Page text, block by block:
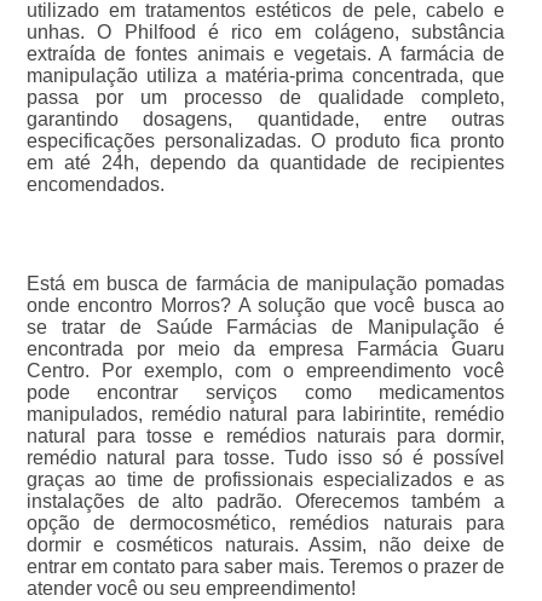
utilizado em tratamentos estéticos de pele, cabelo e
unhas. O Philfood é rico em colágeno, substância
extraída de fontes animais e vegetais. A farmácia de
manipulação utiliza a matéria-prima concentrada, que
passa por um processo de qualidade completo,
garantindo dosagens, quantidade, entre outras
especificações personalizadas. O produto fica pronto
em até 24h, dependo da quantidade de recipientes
encomendados.
Está em busca de farmácia de manipulação pomadas
onde encontro Morros? A solução que você busca ao
se tratar de Saúde Farmácias de Manipulação é
encontrada por meio da empresa Farmácia Guaru
Centro. Por exemplo, com o empreendimento você
pode encontrar serviços como medicamentos
manipulados, remédio natural para labirintite, remédio
natural para tosse e remédios naturais para dormir,
remédio natural para tosse. Tudo isso só é possível
graças ao time de profissionais especializados e as
instalações de alto padrão. Oferecemos também a
opção de dermocosmético, remédios naturais para
dormir e cosméticos naturais. Assim, não deixe de
entrar em contato para saber mais. Teremos o prazer de
atender você ou seu empreendimento!